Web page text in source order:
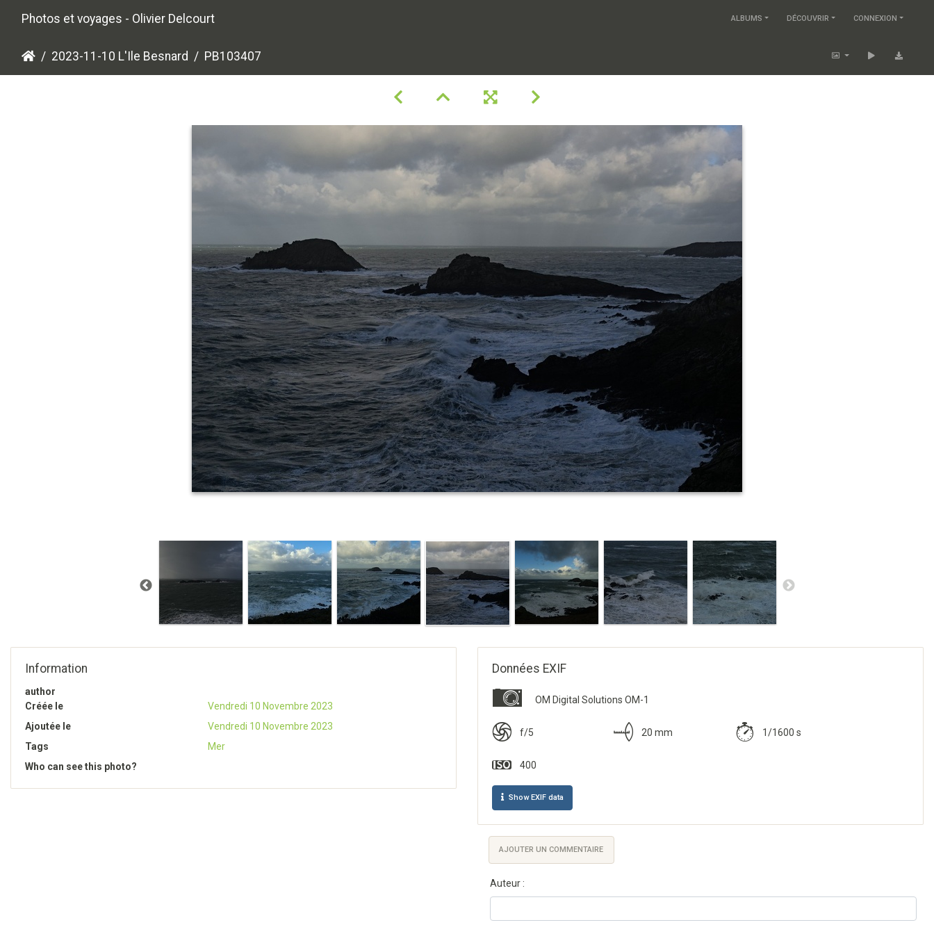
Photos et voyages - Olivier Delcourt ALBUMS DÉCOUVRIR CONNEXION
2023-11-10 L'Ile Besnard PB103407
Information
author
Créée le
Vendredi 10 Novembre 2023
Ajoutée le
Vendredi 10 Novembre 2023
Tags
Mer
Who can see this photo?
Données EXIF
OM Digital Solutions OM-1
f/5 20 mm 1/1600 s
400
Show EXIF data
AJOUTER UN COMMENTAIRE
Auteur :